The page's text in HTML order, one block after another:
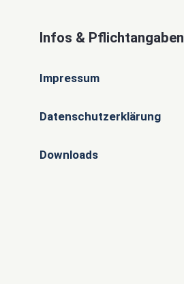
Infos & Pflichtangaben
Impressum
Datenschutzerklärung
Downloads